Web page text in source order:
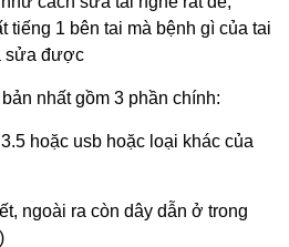
tiếng 1 bên tai mà bệnh gì của tai
sửa được
nhất gồm 3 phần chính:
hoặc usb hoặc loại khác của
ngoài ra còn dây dẫn ở trong